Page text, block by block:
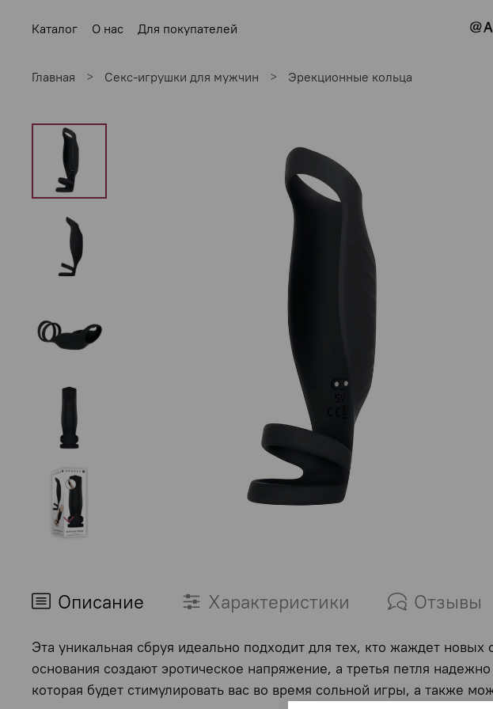
Каталог О нас Для покупателей
Главная Секс-игрушки для мужчин Эрекционные кольца
Описание Характеристики Отзывы
Эта уникальная сбруя идеально подходит для тех, кто жаждет
основания создают эротическое напряжение, а третья петля
которая будет стимулировать вас во время сольной игры, а также